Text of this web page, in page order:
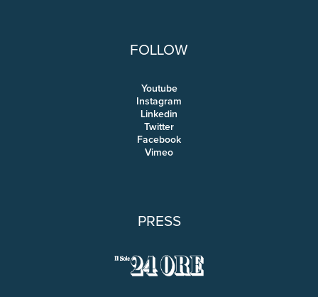
FOLLOW
Youtube
Instagram
Linkedin
Twitter
Facebook
Vimeo
PRESS